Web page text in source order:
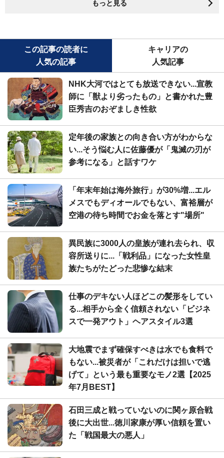
もっと見る
この記事の読者に
人気の記事
キャリアの
人気記事
NHK大河ではとても放送できない...宣教
師に「獣より劣ったもの」と書かれた豊
臣秀吉のおぞましき性欲
定年後の家族との向き合い方がわからな
い...そう悩む人に佐藤優が「鬼滅の刃が
参考になる」と話すワケ
「年末年始は海外旅行」が30%増...エル
メスでもディオールでもない、富裕層が
空港の待ち時間でお金を落とす"場所"
異民族に3000人の皇族が連れ去られ、収
容所送りに...「戦利品」になった女性皇
族たちがたどった悲惨な結末
仕事のデキない人ほどこの髪形をしてい
る...相手から全く信頼されない「ビジネ
スで一発アウト」ヘアスタイル3選
大地震でまず確保すべきは水でも食料で
もない...被災者が「これだけは担いで逃
げて」という最も重要なモノ2選【2025
年7月BEST】
石田三成と戦っていないのに関ヶ原合戦
後に大出世...徳川家康が厚い信頼を置い
た「戦国最大の悪人」